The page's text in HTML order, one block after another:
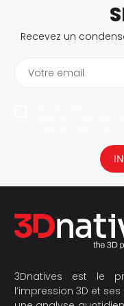
Recevez un
Votre email
3Dnatives est le
l’impression 3D et